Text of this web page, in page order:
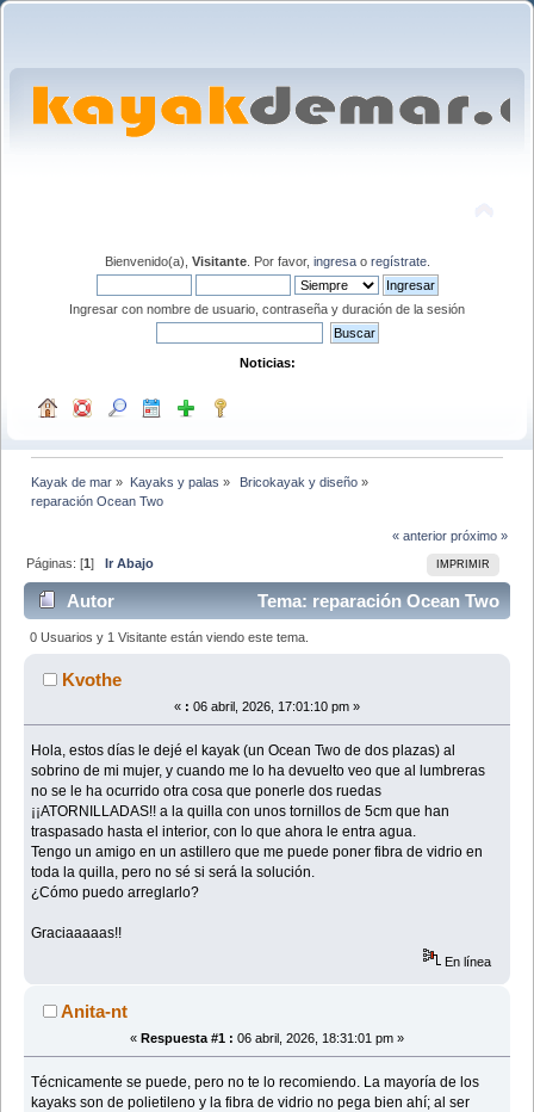
Bienvenido(a), Visitante. Por favor, ingresao regístrate.
Ingresar con nombre de usuario, contraseña y duración de la sesión
Noticias:
Kayak de mar » Kayaks y palas » Bricokayak y diseño»
reparación Ocean Two
« anterior próximo »
IMPRIMIR
Páginas: [1]Ir Abajo
Autor
Tema: reparación Ocean Two
(Leído 16044 veces)
0 Usuarios y 1 Visitante están viendo este tema.
Kvothe
« : 06 abril, 2026, 17:01:10 pm »
Hola, estos días le dejé el kayak (un Ocean Two de dos plazas) al
sobrino de mi mujer, y cuando me lo ha devuelto veo que al lumbreras
no se le ha ocurrido otra cosa que ponerle dos ruedas
¡¡ATORNILLADAS!! a la quilla con unos tornillos de 5cm que han
traspasado hasta el interior, con lo que ahora le entra agua.
Tengo un amigo en un astillero que me puede poner fibra de vidrio en
toda la quilla, pero no sé si será la solución.
¿Cómo puedo arreglarlo?
Graciaaaaas!!
En línea
Anita-nt
« Respuesta #1 : 06 abril, 2026, 18:31:01 pm »
Técnicamente se puede, pero no te lo recomiendo. La mayoría de los
kayaks son de polietileno y la fibra de vidrio no pega bien ahí; al ser